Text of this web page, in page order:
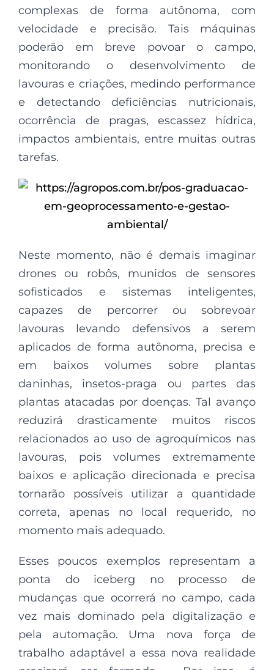
complexas de forma autônoma, com
velocidade e precisão. Tais máquinas
poderão em breve povoar o campo,
monitorando o desenvolvimento de
lavouras e criações, medindo performance
e detectando deficiências nutricionais,
ocorrência de pragas, escassez hídrica,
impactos ambientais, entre muitas outras
tarefas.
Neste momento, não é demais imaginar
drones ou robôs, munidos de sensores
sofisticados e sistemas inteligentes,
capazes de percorrer ou sobrevoar
lavouras levando defensivos a serem
aplicados de forma autônoma, precisa e
em baixos volumes sobre plantas
daninhas, insetos-praga ou partes das
plantas atacadas por doenças. Tal avanço
reduzirá drasticamente muitos riscos
relacionados ao uso de agroquímicos nas
lavouras, pois volumes extremamente
baixos e aplicação direcionada e precisa
tornarão possíveis utilizar a quantidade
correta, apenas no local requerido, no
momento mais adequado.
Esses poucos exemplos representam a
ponta do iceberg no processo de
mudanças que ocorrerá no campo, cada
vez mais dominado pela digitalização e
pela automação. Uma nova força de
trabalho adaptável a essa nova realidade